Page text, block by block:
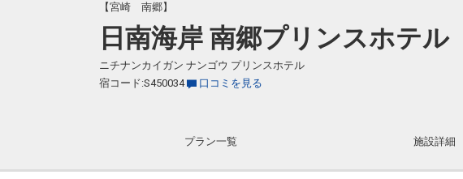
【宮崎 南郷】
日南海岸 南郷プリンスホテル
ニチナンカイガン ナンゴウ プリンスホテル
宿コード:S450034
口コミを見る
プラン一覧 施設詳細